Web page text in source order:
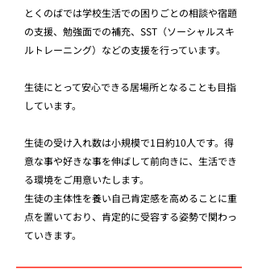
とくのばでは学校生活での困りごとの相談や宿題
の支援、勉強面での補充、SST（ソーシャルスキ
ルトレーニング）などの支援を行っています。
生徒にとって安心できる居場所となることも目指
しています。
生徒の受け入れ数は小規模で1日約10人です。得
意な事や好きな事を伸ばして前向きに、生活でき
る環境をご用意いたします。
生徒の主体性を養い自己肯定感を高めることに重
点を置いており、肯定的に受容する姿勢で関わっ
ていきます。